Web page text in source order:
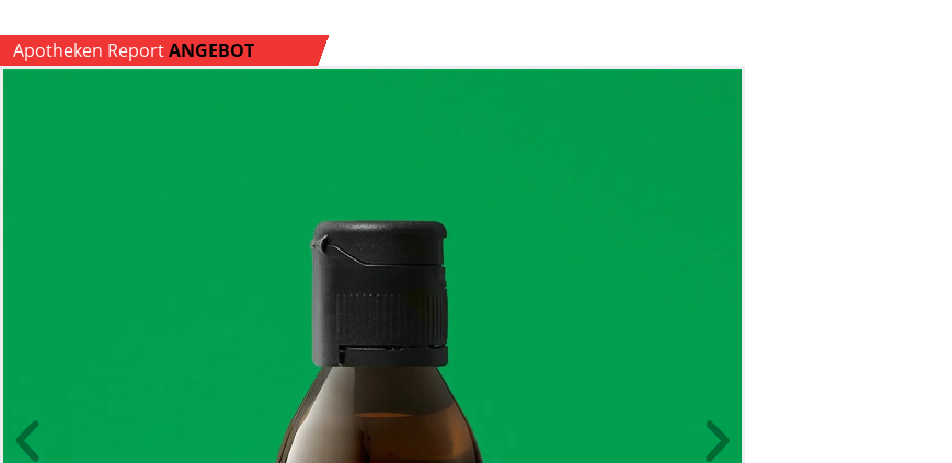
Apotheken ReportANGEBOT